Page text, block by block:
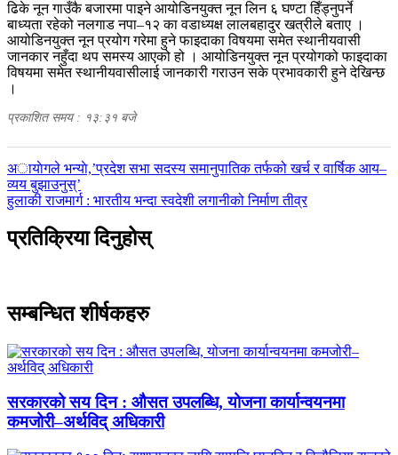
ढिके नून गाउँकै बजारमा पाइने आयोडिनयुक्त नून लिन ६ घण्टा हिँड्नुपर्ने
बाध्यता रहेको नलगाड नपा–१२ का वडाध्यक्ष लालबहादुर खत्रीले बताए ।
आयोडिनयुक्त नून प्रयोग गरेमा हुने फाइदाका विषयमा समेत स्थानीयवासी
जानकार नहुँदा थप समस्य आएको हो । आयोडिनयुक्त नून प्रयोगको फाइदाका
विषयमा समेत स्थानीयवासीलाई जानकारी गराउन सके प्रभावकारी हुने देखिन्छ
।
प्रकाशित समय : १३:३१ बजे
पछिल्लाे
-
अायाेगले भन्याे,’प्रदेश सभा सदस्य समानुपातिक तर्फको खर्च र वार्षिक आय–
व्यय बुझाउनुस्’
अघिल्लाे
-
हुलाकी राजमार्ग : भारतीय भन्दा स्वदेशी लगानीको निर्माण तीव्र
प्रतिक्रिया दिनुहोस्
सम्बन्धित शीर्षकहरु
सरकारको सय दिन : औसत उपलब्धि, योजना कार्यान्वयनमा
कमजोरी–अर्थविद् अधिकारी